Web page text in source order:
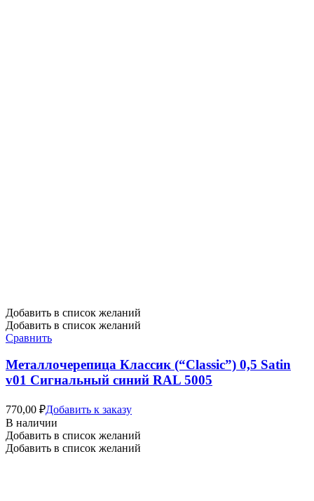
Добавить в список желаний
Добавить в список желаний
Сравнить
Металлочерепица Классик (“Classic”) 0,5 Satin
v01 Сигнальный синий RAL 5005
770,00 ₽Добавить к заказу
В наличии
Добавить в список желаний
Добавить в список желаний